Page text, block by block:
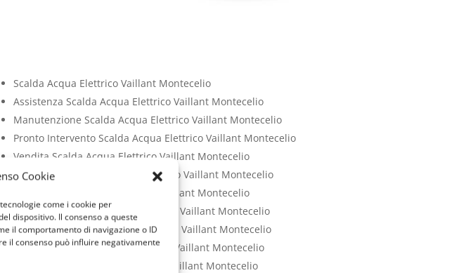
Cookie
come i cookie per
dispositivo. Il consenso a queste
il comportamento di navigazione o ID
il consenso può influire negativamente
Scalda Acqua Elettrico Vaillant Montecelio
Assistenza Scalda Acqua Elettrico Vaillant Montecelio
Manutenzione Scalda Acqua Elettrico Vaillant Montecelio
Pronto Intervento Scalda Acqua Elettrico Vaillant Montecelio
Vendita Scalda Acqua Elettrico Vaillant Montecelio
Installazione Scalda Acqua Elettrico Vaillant Montecelio
Cambio Scalda Acqua Elettrico Vaillant Montecelio
Riparazione Scalda Acqua Elettrico Vaillant Montecelio
Sostituzione Scalda Acqua Elettrico Vaillant Montecelio
Bollino Blu Scalda Acqua Elettrico Vaillant Montecelio
Check Up Scalda Acqua Elettrico Vaillant Montecelio